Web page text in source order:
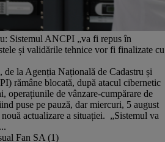
Sistemul ANCPI „va fi repus în
și validările tehnice vor fi finalizate cu
la Agenția Națională de Cadastru și
rămâne blocată, după atacul cibernetic
operațiunile de vânzare-cumpărare de
puse pe pauză, dar miercuri, 5 august
actualizare a situației. „Sistemul va